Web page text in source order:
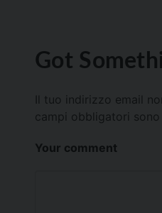
Got
Il tuo indirizzo email
campi obbligatori sono
Your comment